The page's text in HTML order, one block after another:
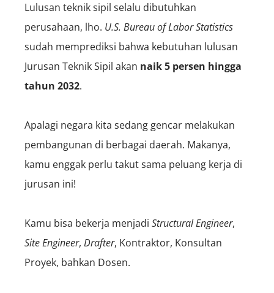
Lulusan teknik sipil selalu dibutuhkan
perusahaan, lho. U.S. Bureau of Labor Statistics
sudah memprediksi bahwa kebutuhan lulusan
Jurusan Teknik Sipil akan naik 5 persen hingga
tahun 2032.
Apalagi negara kita sedang gencar melakukan
pembangunan di berbagai daerah. Makanya,
kamu enggak perlu takut sama peluang kerja di
jurusan ini!
Kamu bisa bekerja menjadi StructuralEngineer,
SiteEngineer, Drafter, Kontraktor, Konsultan
Proyek, bahkan Dosen.